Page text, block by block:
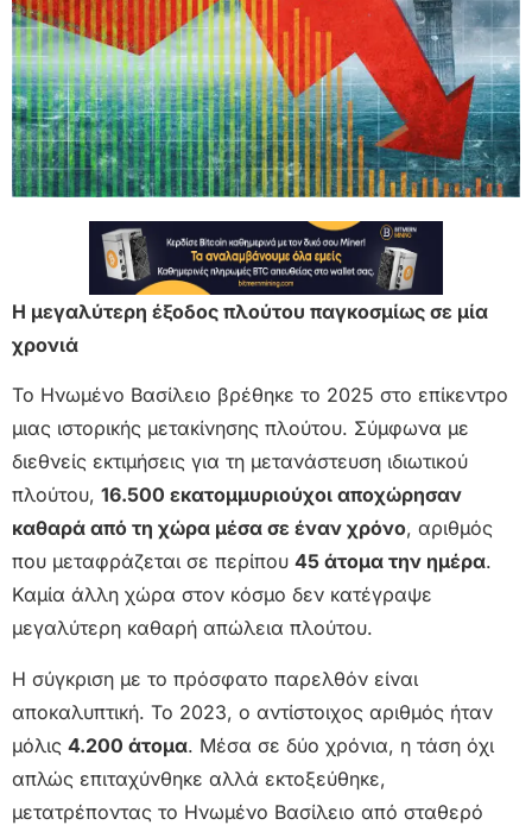
Η μεγαλύτερη έξοδος πλούτου παγκοσμίως σε μία
χρονιά
Το Ηνωμένο Βασίλειο βρέθηκε το 2025 στο επίκεντρο
μιας ιστορικής μετακίνησης πλούτου. Σύμφωνα με
διεθνείς εκτιμήσεις για τη μετανάστευση ιδιωτικού
πλούτου, 16.500 εκατομμυριούχοι αποχώρησαν
καθαρά από τη χώρα μέσα σε έναν χρόνο, αριθμός
που μεταφράζεται σε περίπου 45 άτομα την ημέρα.
Καμία άλλη χώρα στον κόσμο δεν κατέγραψε
μεγαλύτερη καθαρή απώλεια πλούτου.
Η σύγκριση με το πρόσφατο παρελθόν είναι
αποκαλυπτική. Το 2023, ο αντίστοιχος αριθμός ήταν
μόλις 4.200 άτομα. Μέσα σε δύο χρόνια, η τάση όχι
απλώς επιταχύνθηκε αλλά εκτοξεύθηκε,
μετατρέποντας το Ηνωμένο Βασίλειο από σταθερό